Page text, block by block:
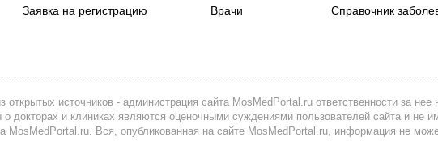
Заявка на регистрацию
Врачи
Справочник
источников - администрация сайта MosMedPortal.ru ответственности за нее
о докторах и клиниках являются оценочными суждениями пользователей сайта и не
MosMedPortal.ru. Вся, опубликованная на сайте MosMedPortal.ru, информация не